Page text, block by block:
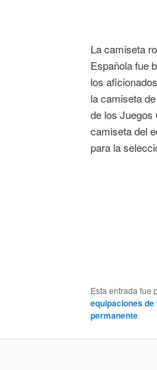
La camiseta
Española fue
los
la camiseta
de los Juegos
camiseta del
para la
Esta entrada fue
equipaciones
permanente.